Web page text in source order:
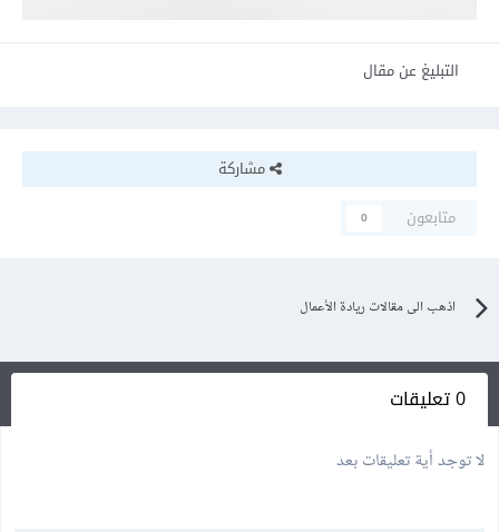
التبليغ عن مقال
مشاركة
متابعون
0
اذهب الى مقالات ريادة الأعمال
0 تعليقات
لا توجد أية تعليقات بعد